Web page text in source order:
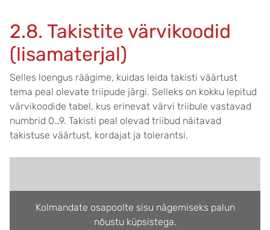
2.8. Takistite värvikoodid
(lisamaterjal)
Selles loengus räägime, kuidas leida takisti väärtust
tema peal olevate triipude järgi. Selleks on kokku lepitud
värvikoodide tabel, kus erinevat värvi triibule vastavad
numbrid 0…9. Takisti peal olevad triibud näitavad
takistuse väärtust, kordajat ja tolerantsi.
Kolmandate osapoolte sisu nägemiseks palun
nõustu küpsistega.